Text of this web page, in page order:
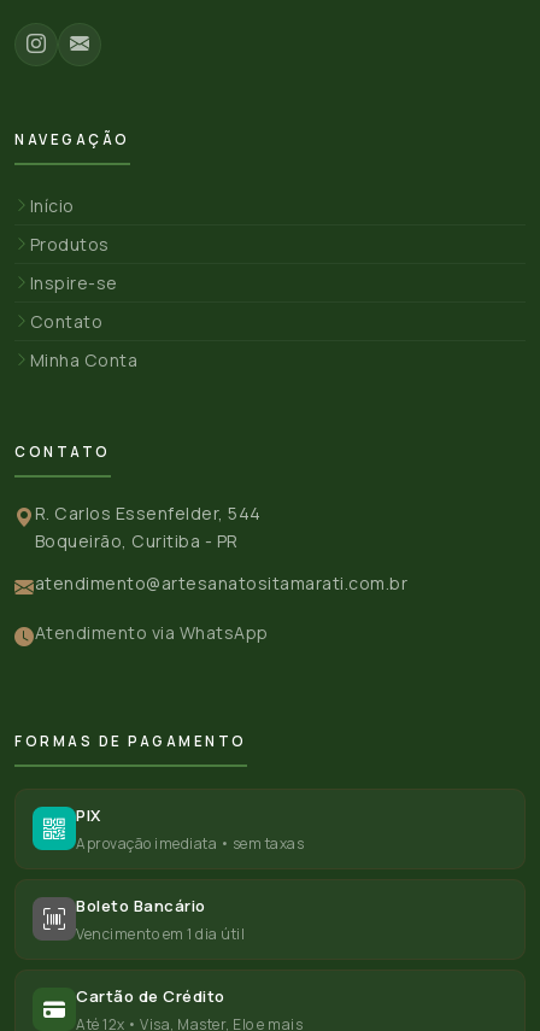
NAVEGAÇÃO
Início
Produtos
Inspire-se
Contato
Minha Conta
CONTATO
R. Carlos Essenfelder, 544
Boqueirão, Curitiba - PR
atendimento@artesanatositamarati.com.br
Atendimento via WhatsApp
FORMAS DE PAGAMENTO
PIX
Aprovação imediata • sem taxas
Boleto Bancário
Vencimento em 1 dia útil
Cartão de Crédito
Até 12x • Visa, Master, Elo e mais